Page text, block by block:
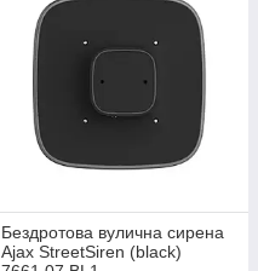
Бездротова вулична сирена
Ajax StreetSiren (black)